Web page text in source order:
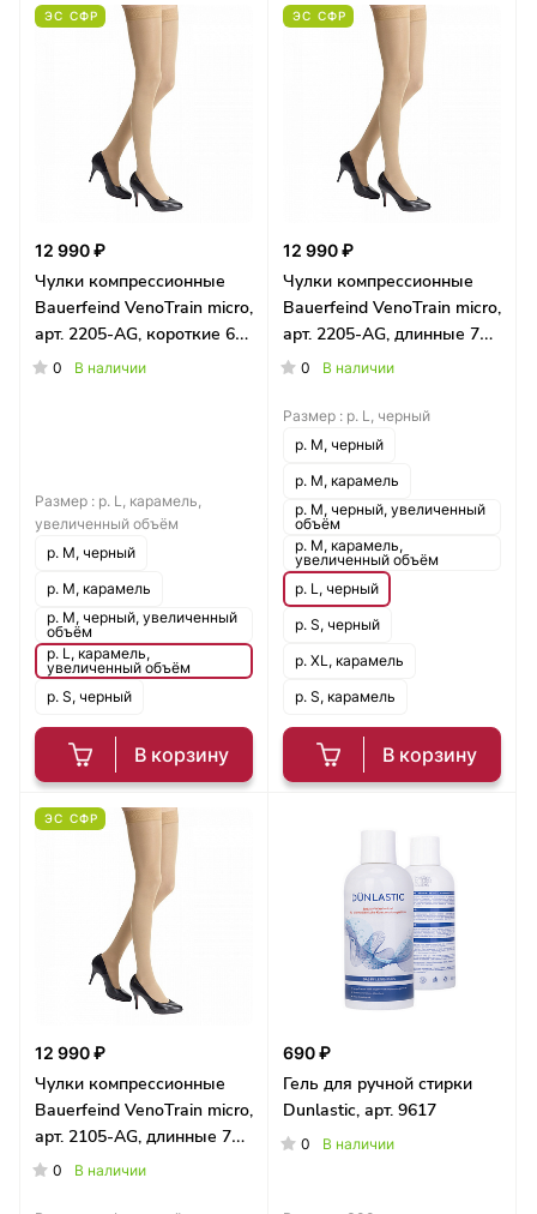
ЭС СФР
12 990 ₽
Чулки компрессионные
Bauerfeind VenoTrain micro,
арт. 2205-AG, короткие 61-
70 см
0 В наличии
В корзину
Размер : р. L, карамель,
увеличенный объём
р. M, черный
р. M, карамель
р. M, черный, увеличенный
объём
р. L, карамель,
увеличенный объём
р. S, черный
ЭС СФР
12 990 ₽
Чулки компрессионные
Bauerfeind VenoTrain micro,
арт. 2205-AG, длинные 70-
80 см
0 В наличии
В корзину
Размер : р. L, черный
р. M, черный
р. M, карамель
р. M, черный, увеличенный
объём
р. M, карамель,
увеличенный объём
р. L, черный
р. S, черный
р. XL, карамель
р. S, карамель
ЭС СФР
12 990 ₽
Чулки компрессионные
Bauerfeind VenoTrain micro,
арт. 2105-AG, длинные 70-
80 см
0 В наличии
690 ₽
Гель для ручной стирки
Dunlastic, арт. 9617
0 В наличии